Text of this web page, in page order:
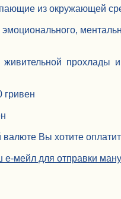
из окружающей
прохлады
гривен
Вы хотите
е-мейл для отправки